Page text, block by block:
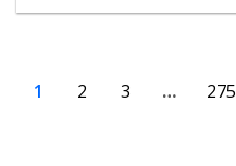
1 2 3 … 275